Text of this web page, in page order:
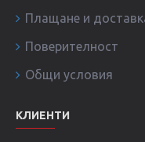
Плащане и
Поверителност
Общи условия
КЛИЕНТИ